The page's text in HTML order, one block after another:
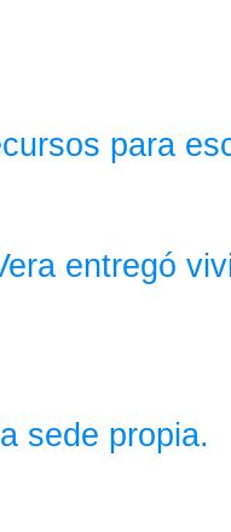
para
entregó
sede propia.